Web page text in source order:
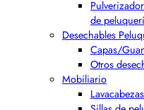
de
Desechables
Capas/
Otros
Mobiliario